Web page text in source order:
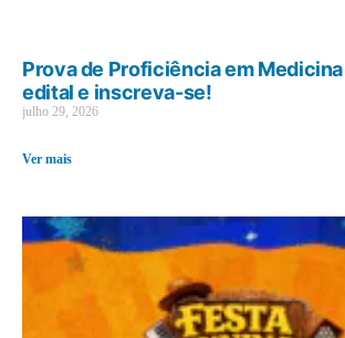
Prova de Proficiência em
edital e inscreva-se!
julho 29, 2026
Ver mais